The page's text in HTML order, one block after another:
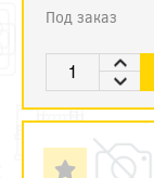
Под заказ